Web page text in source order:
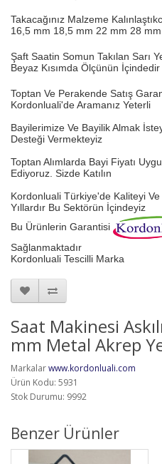
Takacağınız Malzeme
16,5 mm 18,5 mm 22 mm 28
Şaft Saatin Somun Takılan Sarı
Beyaz Kısımda Ölçünün İçindedir
Toptan Ve Perakende Satış
Kordonluali'de Aramanız Yeterli
Bayilerimize Ve Bayilik Almak
Desteği Vermekteyiz
Toptan Alımlarda Bayi Fiyatı
Ediyoruz. Sizde Katılın
Kordonluali Türkiye'de Kaliteyi Ve
Yıllardır Bu Sektörün İçindeyiz
Bu Ürünlerin Garantisi
Sağlanmaktadır
Kordonluali Tescilli Marka
Saat Makinesi
mm Metal Akrep
Markalarwww.kordonluali.com
Ürün Kodu: 5931
Stok Durumu: 9992
Benzer Ürünler